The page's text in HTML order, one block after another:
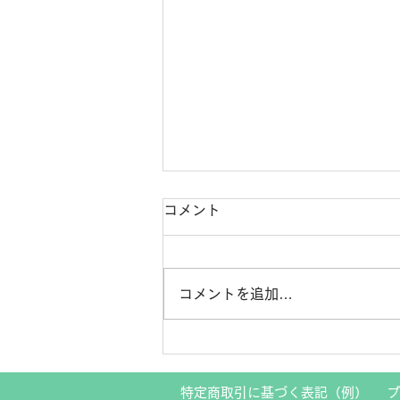
げんき玉 第36号 夏のフ
レイル予防
コメント
コメントを追加…
特定商取引に基づく表記（例）